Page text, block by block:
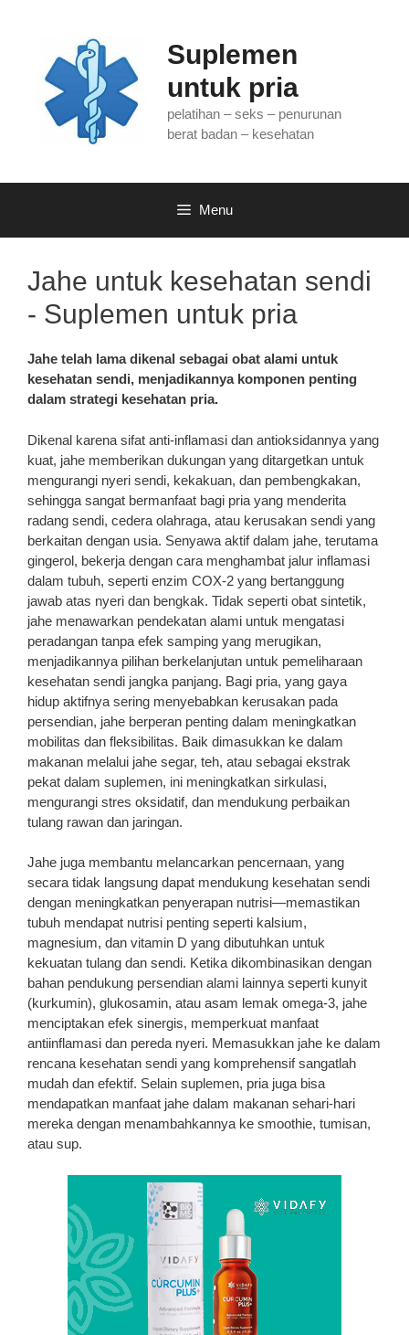
Suplemen
untuk pria
pelatihan – seks – penurunan
berat badan – kesehatan
Menu
Jahe untuk kesehatan sendi
- Suplemen untuk pria
Jahe telah lama dikenal sebagai obat alami untuk
kesehatan sendi, menjadikannya komponen penting
dalam strategi kesehatan pria.
Dikenal karena sifat anti-inflamasi dan antioksidannya yang
kuat, jahe memberikan dukungan yang ditargetkan untuk
mengurangi nyeri sendi, kekakuan, dan pembengkakan,
sehingga sangat bermanfaat bagi pria yang menderita
radang sendi, cedera olahraga, atau kerusakan sendi yang
berkaitan dengan usia. Senyawa aktif dalam jahe, terutama
gingerol, bekerja dengan cara menghambat jalur inflamasi
dalam tubuh, seperti enzim COX-2 yang bertanggung
jawab atas nyeri dan bengkak. Tidak seperti obat sintetik,
jahe menawarkan pendekatan alami untuk mengatasi
peradangan tanpa efek samping yang merugikan,
menjadikannya pilihan berkelanjutan untuk pemeliharaan
kesehatan sendi jangka panjang. Bagi pria, yang gaya
hidup aktifnya sering menyebabkan kerusakan pada
persendian, jahe berperan penting dalam meningkatkan
mobilitas dan fleksibilitas. Baik dimasukkan ke dalam
makanan melalui jahe segar, teh, atau sebagai ekstrak
pekat dalam suplemen, ini meningkatkan sirkulasi,
mengurangi stres oksidatif, dan mendukung perbaikan
tulang rawan dan jaringan.
Jahe juga membantu melancarkan pencernaan, yang
secara tidak langsung dapat mendukung kesehatan sendi
dengan meningkatkan penyerapan nutrisi—memastikan
tubuh mendapat nutrisi penting seperti kalsium,
magnesium, dan vitamin D yang dibutuhkan untuk
kekuatan tulang dan sendi. Ketika dikombinasikan dengan
bahan pendukung persendian alami lainnya seperti kunyit
(kurkumin), glukosamin, atau asam lemak omega-3, jahe
menciptakan efek sinergis, memperkuat manfaat
antiinflamasi dan pereda nyeri. Memasukkan jahe ke dalam
rencana kesehatan sendi yang komprehensif sangatlah
mudah dan efektif. Selain suplemen, pria juga bisa
mendapatkan manfaat jahe dalam makanan sehari-hari
mereka dengan menambahkannya ke smoothie, tumisan,
atau sup.